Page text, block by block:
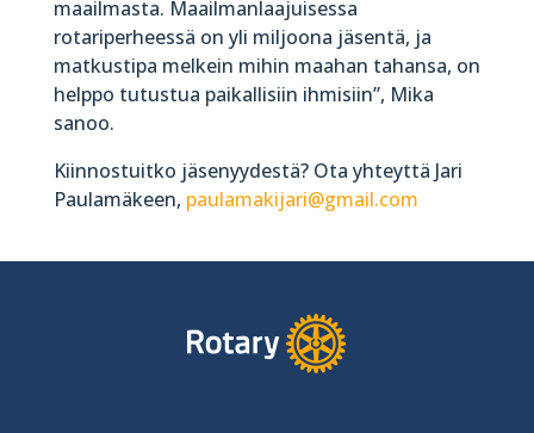
maailmasta. Maailmanlaajuisessa
rotariperheessä on yli miljoona jäsentä, ja
matkustipa melkein mihin maahan tahansa, on
helppo tutustua paikallisiin ihmisiin”, Mika
sanoo.
Kiinnostuitko jäsenyydestä? Ota yhteyttä Jari
Paulamäkeen, paulamakijari@gmail.com